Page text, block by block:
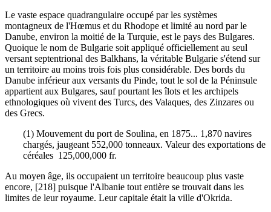
Le vaste espace quadrangulaire occupé par les systèmes
montagneux de l'Hœmus et du Rhodope et limité au nord par le
Danube, environ la moitié de la Turquie, est le pays des Bulgares.
Quoique le nom de Bulgarie soit appliqué officiellement au seul
versant septentrional des Balkhans, la véritable Bulgarie s'étend sur
un territoire au moins trois fois plus considérable. Des bords du
Danube inférieur aux versants du Pinde, tout le sol de la Péninsule
appartient aux Bulgares, sauf pourtant les îlots et les archipels
ethnologiques où vivent des Turcs, des Valaques, des Zinzares ou
des Grecs.
(1) Mouvement du port de Soulina, en 1875... 1,870 navires
chargés, jaugeant 552,000 tonneaux. Valeur des exportations de
céréales 125,000,000 fr.
Au moyen âge, ils occupaient un territoire beaucoup plus vaste
encore, [218] puisque l'Albanie tout entière se trouvait dans les
limites de leur royaume. Leur capitale était la ville d'Okrida.